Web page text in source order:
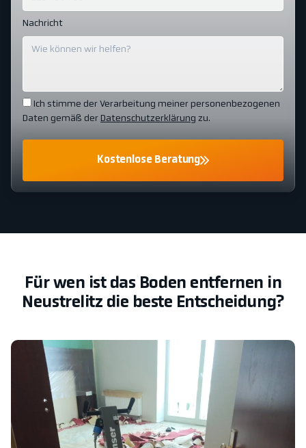
Nachricht
Ich stimme der Verarbeitung meiner personenbezogenen
Daten gemäß der Datenschutzerklärung zu.
Kostenlose Beratung
Für wen ist das Boden entfernen in
Neustrelitz die beste Entscheidung?